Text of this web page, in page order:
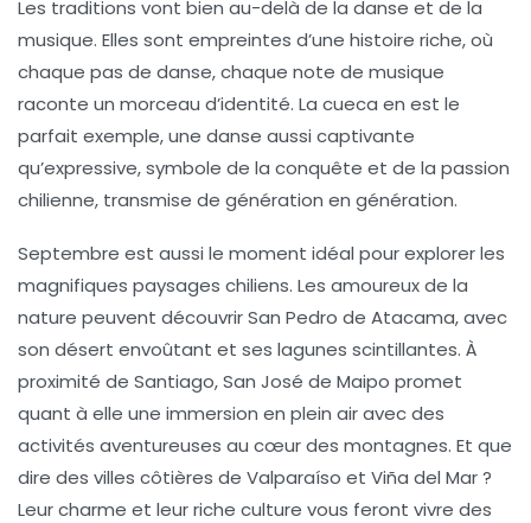
Les traditions vont bien au-delà de la danse et de la
musique. Elles sont empreintes d’une histoire riche, où
chaque pas de danse, chaque note de musique
raconte un morceau d’identité. La cueca en est le
parfait exemple, une danse aussi captivante
qu’expressive, symbole de la conquête et de la passion
chilienne, transmise de génération en génération.
Septembre est aussi le moment idéal pour explorerles
magnifiques paysages chiliens. Les amoureux de la
nature peuvent découvrir San Pedro de Atacama, avec
son désert envoûtant et ses lagunes scintillantes. À
proximité de Santiago, San José de Maipo promet
quant à elle une immersion en plein air avec des
activités aventureuses au cœur des montagnes. Et que
dire des villes côtières de Valparaíso et Viña del Mar ?
Leur charme et leur riche culture vous feront vivre des